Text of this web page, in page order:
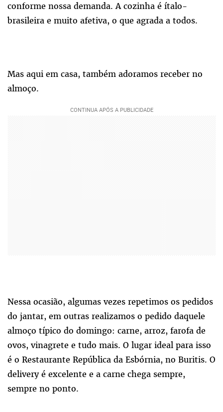
conforme nossa demanda. A cozinha é ítalo-
brasileira e muito afetiva, o que agrada a todos.
Mas aqui em casa, também adoramos receber no
almoço.
Nessa ocasião, algumas vezes repetimos os pedidos
do jantar, em outras realizamos o pedido daquele
almoço típico do domingo: carne, arroz, farofa de
ovos, vinagrete e tudo mais. O lugar ideal para isso
é o Restaurante República da Esbórnia, no Buritis. O
delivery é excelente e a carne chega sempre,
sempre no ponto.